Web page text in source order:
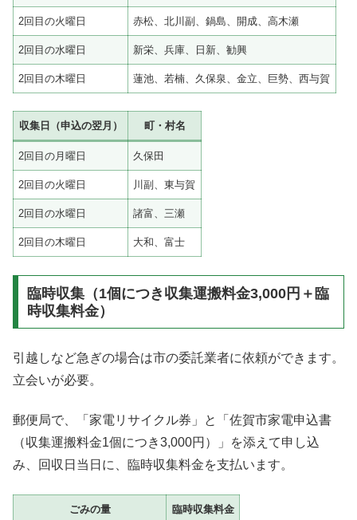
2回目の火曜日 赤松、北川副、鍋島、開成、高木瀬
2回目の水曜日 新栄、兵庫、日新、勧興
2回目の木曜日 蓮池、若楠、久保泉、金立、巨勢、西与賀
収集日（申込の翌月） 町・村名
2回目の月曜日 久保田
2回目の火曜日 川副、東与賀
2回目の水曜日 諸富、三瀬
2回目の木曜日 大和、富士
臨時収集（1個につき収集運搬料金3,000円＋臨
時収集料金）
引越しなど急ぎの場合は市の委託業者に依頼ができます。
立会いが必要。
郵便局で、「家電リサイクル券」と「佐賀市家電申込書
（収集運搬料金1個につき3,000円）」を添えて申し込
み、回収日当日に、臨時収集料金を支払います。
ごみの量 臨時収集料金